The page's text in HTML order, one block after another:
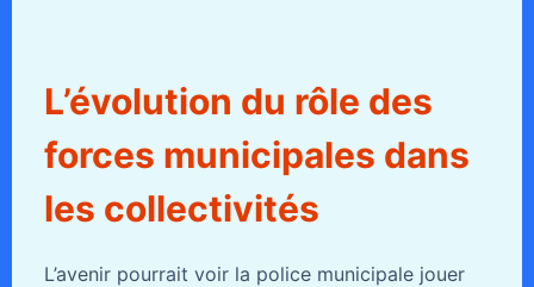
L’évolution du rôle des
forces municipales dans
les collectivités
L’avenir pourrait voir la police municipale jouer